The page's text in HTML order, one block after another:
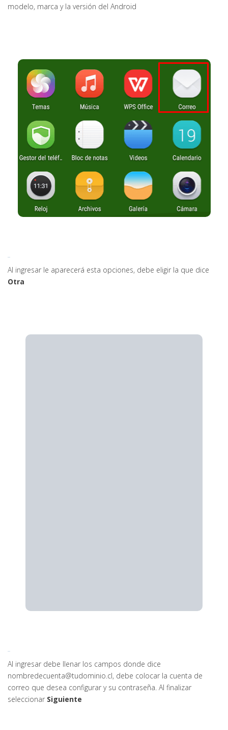
modelo, marca y la versión del Android
Al ingresar le aparecerá esta opciones, debe eligir la que dice
Otra
Al ingresar debe llenar los campos donde dice
nombredecuenta@tudominio.cl, debe colocar la cuenta de
correo que desea configurar y su contraseña. Al finalizar
seleccionar Siguiente